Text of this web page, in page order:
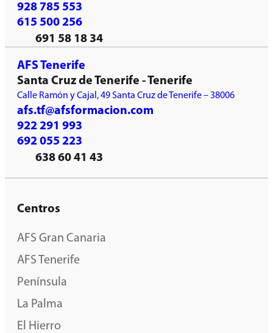
928 785 553
615 500 256
691 58 18 34
AFS Tenerife
Santa Cruz de Tenerife - Tenerife
Calle Ramón y Cajal, 49 Santa Cruz de Tenerife – 38006
afs.tf@afsformacion.com
922 291 993
692 055 223
638 60 41 43
Centros
AFS Gran Canaria
AFS Tenerife
Península
La Palma
El Hierro